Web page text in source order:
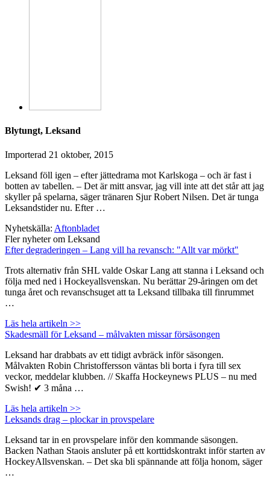
Blytungt, Leksand
Importerad 21 oktober, 2015
Leksand föll igen – efter jättedrama mot Karlskoga – och är fast i
botten av tabellen. – Det är mitt ansvar, jag vill inte att det står att jag
skyller på spelarna, säger tränaren Sjur Robert Nilsen. Det är tunga
Leksandstider nu. Efter …
Nyhetskälla: Aftonbladet
Fler nyheter om Leksand
Efter degraderingen – Lang vill ha revansch: "Allt var mörkt"
Trots alternativ från SHL valde Oskar Lang att stanna i Leksand och
följa med ned i Hockeyallsvenskan. Nu berättar 29-åringen om det
tunga året och revanschsuget att ta Leksand tillbaka till finrummet
…
Läs hela artikeln >>
Skadesmäll för Leksand – målvakten missar försäsongen
Leksand har drabbats av ett tidigt avbräck inför säsongen.
Målvakten Robin Christoffersson väntas bli borta i fyra till sex
veckor, meddelar klubben. // Skaffa Hockeynews PLUS – nu med
Swish! ✔ 3 måna …
Läs hela artikeln >>
Leksands drag – plockar in provspelare
Leksand tar in en provspelare inför den kommande säsongen.
Backen Nathan Staois ansluter på ett korttidskontrakt inför starten av
HockeyAllsvenskan. – Det ska bli spännande att följa honom, säger
…